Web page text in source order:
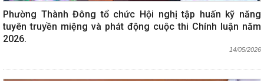
Phường Thành Đông tổ chức Hội nghị tập huấn kỹ năng
tuyên truyền miệng và phát động cuộc thi Chính luận năm
2026.
14/05/2026